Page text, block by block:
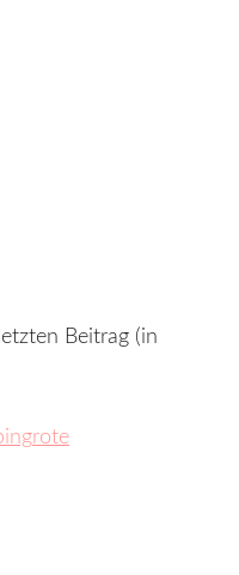
Beitrag (in
rote